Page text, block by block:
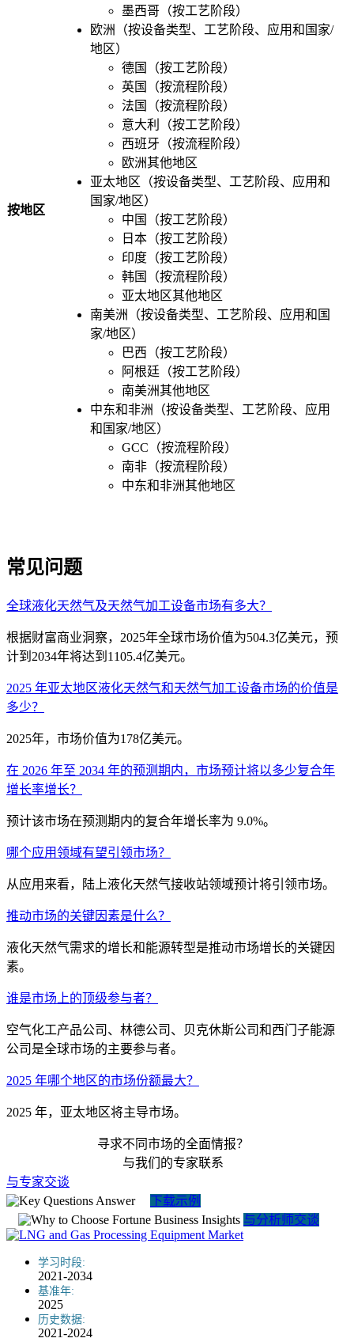
按地区
墨西哥（按工艺阶段）
欧洲（按设备类型、工艺阶段、应用和国家/
地区）
德国（按工艺阶段）
英国（按流程阶段）
法国（按流程阶段）
意大利（按工艺阶段）
西班牙（按流程阶段）
欧洲其他地区
亚太地区（按设备类型、工艺阶段、应用和
国家/地区）
中国（按工艺阶段）
日本（按工艺阶段）
印度（按工艺阶段）
韩国（按流程阶段）
亚太地区其他地区
南美洲（按设备类型、工艺阶段、应用和国
家/地区）
巴西（按工艺阶段）
阿根廷（按工艺阶段）
南美洲其他地区
中东和非洲（按设备类型、工艺阶段、应用
和国家/地区）
GCC（按流程阶段）
南非（按流程阶段）
中东和非洲其他地区
常见问题
全球液化天然气及天然气加工设备市场有多大？
根据财富商业洞察，2025年全球市场价值为504.3亿美元，预
计到2034年将达到1105.4亿美元。
2025 年亚太地区液化天然气和天然气加工设备市场的价值是
多少？
2025年，市场价值为178亿美元。
在 2026 年至 2034 年的预测期内，市场预计将以多少复合年
增长率增长？
预计该市场在预测期内的复合年增长率为 9.0%。
哪个应用领域有望引领市场？
从应用来看，陆上液化天然气接收站领域预计将引领市场。
推动市场的关键因素是什么？
液化天然气需求的增长和能源转型是推动市场增长的关键因
素。
谁是市场上的顶级参与者？
空气化工产品公司、林德公司、贝克休斯公司和西门子能源
公司是全球市场的主要参与者。
2025 年哪个地区的市场份额最大？
2025 年，亚太地区将主导市场。
寻求不同市场的全面情报？
与我们的专家联系
与专家交谈
下载示例
与分析师交谈
学习时段:
2021-2034
基准年:
2025
历史数据:
2021-2024